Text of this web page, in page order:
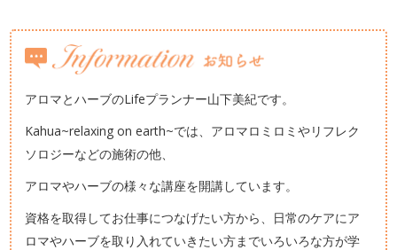
アロマとハーブのLifeプランナー山下美紀です。
Kahua~relaxing on earth~では、アロマロミロミやリフレク
ソロジーなどの施術の他、
アロマやハーブの様々な講座を開講しています。
資格を取得してお仕事につなげたい方から、日常のケアにア
ロマやハーブを取り入れていきたい方までいろいろな方が学